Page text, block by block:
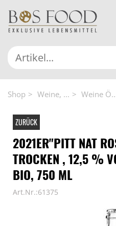
Shop Weine, ... Weine
ZURÜCK
2021ER"PITT NAT
TROCKEN , 12,5 %
BIO, 750 ML
Art.Nr.:61375